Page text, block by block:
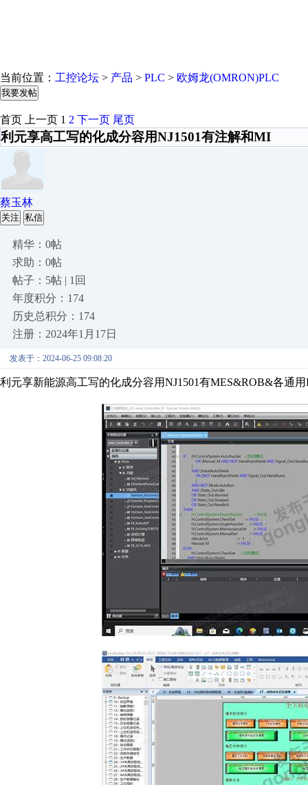
当前位置： 工控论坛 > 产品 > PLC > 欧姆龙(OMRON)PLC
我要发帖
首页 上一页 1 2 下一页 尾页
利元享高工写的化成分容用NJ1501有注解和MI
蔡玉林
关注 私信
精华：0帖
求助：0帖
帖子：5帖 | 1回
年度积分：174
历史总积分：174
注册：2024年1月17日
发表于：2024-06-25 09:08:20
利元享新能源高工写的化成分容用NJ1501有MES&ROB&各通用